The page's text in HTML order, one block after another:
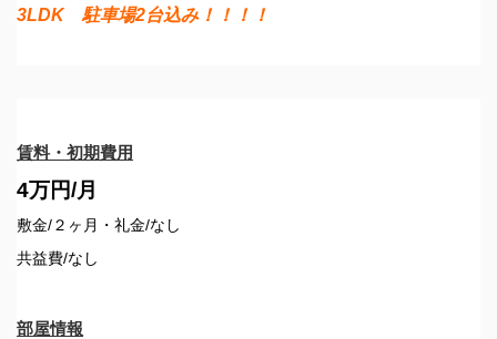
3LDK 駐車場2台込み！！！！
賃料・初期費用
4万円/月
敷金/２ヶ月・礼金/なし
共益費/なし
部屋情報